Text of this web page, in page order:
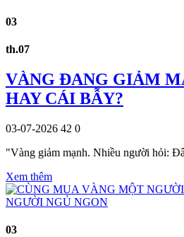
03
th.07
VÀNG ĐANG GIẢM
HAY CÁI BẪY?
03-07-2026 42 0
"Vàng giảm mạnh. Nhiều người hỏi:
Xem thêm
03